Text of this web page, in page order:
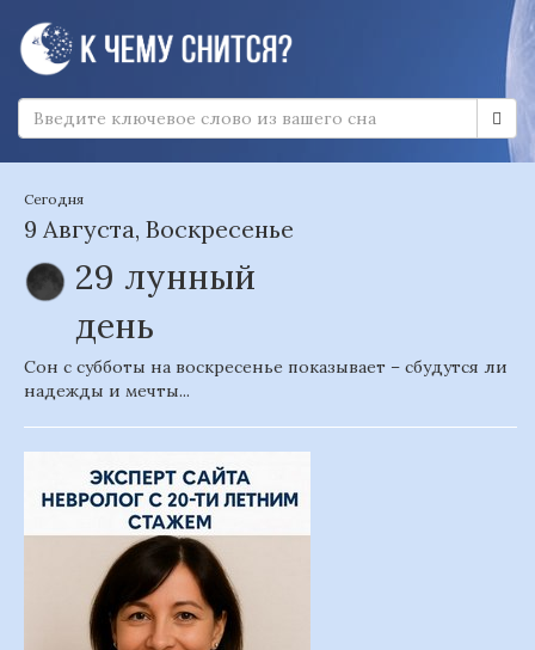
Сегодня
9 Августа, Воскресенье
29 лунный
день
Сон с субботы на воскресенье показывает – сбудутся ли
надежды и мечты...